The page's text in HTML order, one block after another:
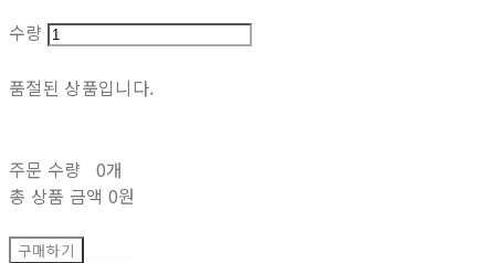
수량
품절된 상품입니다.
주문 수량
0개
총 상품 금액 0원
구매하기